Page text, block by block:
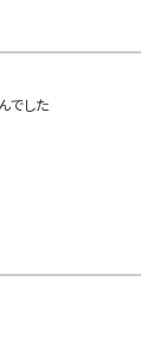
でした